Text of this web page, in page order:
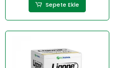
Sepete Ekle